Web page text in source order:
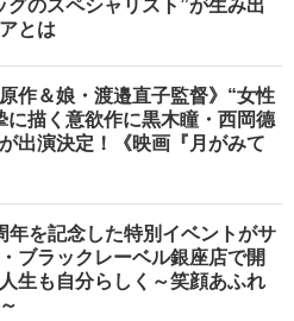
グのスペシャリスト”が生み出
とは
原作＆娘・渡邉直子監督》“女性
に描く意欲作に黒木瞳・西岡德
出演決定！《映画『月がみて
年を記念した特別イベントがサ
ブラックレーベル銀座店で開
生も自分らしく～笑顔あふれ